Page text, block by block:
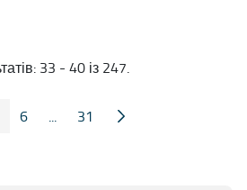
33 - 40 із 247.
Сторінка
6 ...
Проміжні сторінки
Сторінка
31 Наступна сторінка